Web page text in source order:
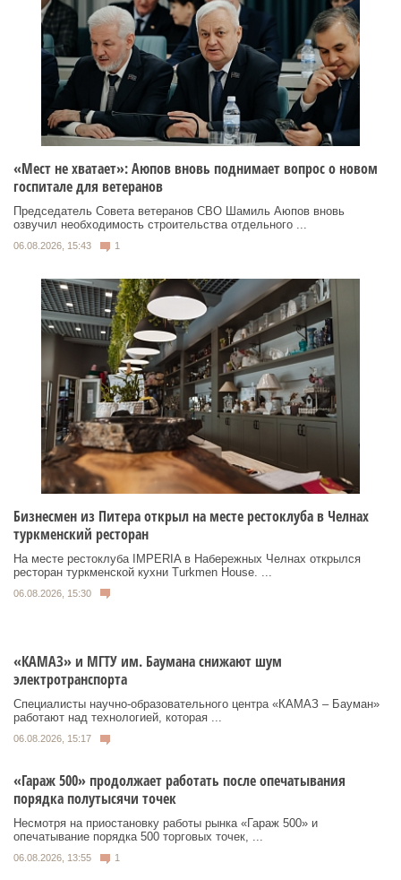
«Мест не хватает»: Аюпов вновь поднимает вопрос о новом
госпитале для ветеранов
Председатель Совета ветеранов СВО Шамиль Аюпов вновь
озвучил необходимость строительства отдельного ...
06.08.2026, 15:43 1
Бизнесмен из Питера открыл на месте рестоклуба в Челнах
туркменский ресторан
На месте рестоклуба IMPERIA в Набережных Челнах открылся
ресторан туркменской кухни Turkmen House. ...
06.08.2026, 15:30
«КАМАЗ» и МГТУ им. Баумана снижают шум
электротранспорта
Специалисты научно-образовательного центра «КАМАЗ – Бауман»
работают над технологией, которая ...
06.08.2026, 15:17
«Гараж 500» продолжает работать после опечатывания
порядка полутысячи точек
Несмотря на приостановку работы рынка «Гараж 500» и
опечатывание порядка 500 торговых точек, ...
06.08.2026, 13:55 1